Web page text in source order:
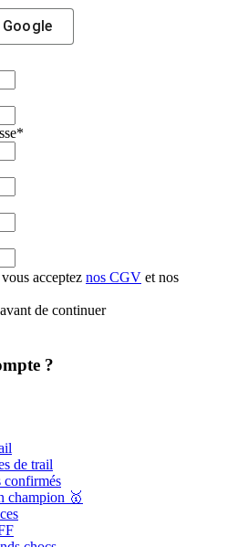
Google
*
acceptez nos CGV et nos
de continuer
?
de trail
confirmés
champion 🥇